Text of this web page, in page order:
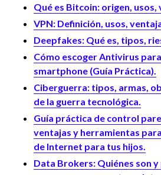
Qué es Bitcoin: origen, usos,
VPN: Definición, usos,
Deepfakes: Qué es, tipos,
Cómo escoger Antivirus
smartphone (Guía Práctica).
Ciberguerra: tipos, armas,
de la guerra tecnológica.
Guía práctica de control
ventajas y herramientas
de Internet para tus hijos.
Data Brokers: Quiénes son y